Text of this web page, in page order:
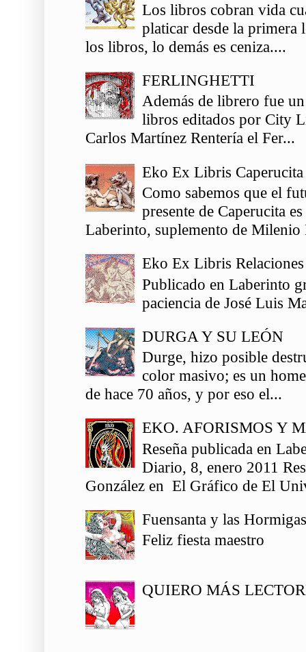
Los libros cobran vida
platicar desde la primera
los libros, lo demás es ceniza....
FERLINGHETTI
Además de librero fue
libros editados por City
Carlos Martínez Rentería el Fer...
Eko Ex Libris
Como sabemos que el
presente de Caperucita
Laberinto, suplemento de Milenio
Eko Ex Libris
Publicado en Laberinto
paciencia de José Luis
DURGA Y SU LEÓN
Durge, hizo posible
color masivo; es un
de hace 70 años, y por eso el...
EKO. AFORISMOS Y
Reseña publicada en
Diario, 8, enero 2011
González en El Gráfico de El
Fuensanta y las
Feliz fiesta maestro
QUIERO MÁS